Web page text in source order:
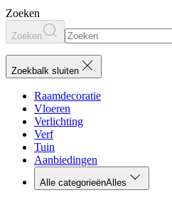
Zoeken
Zoeken
Zoekbalk sluiten
Raamdecoratie
Vloeren
Verlichting
Verf
Tuin
Aanbiedingen
Alle categorieënAlles